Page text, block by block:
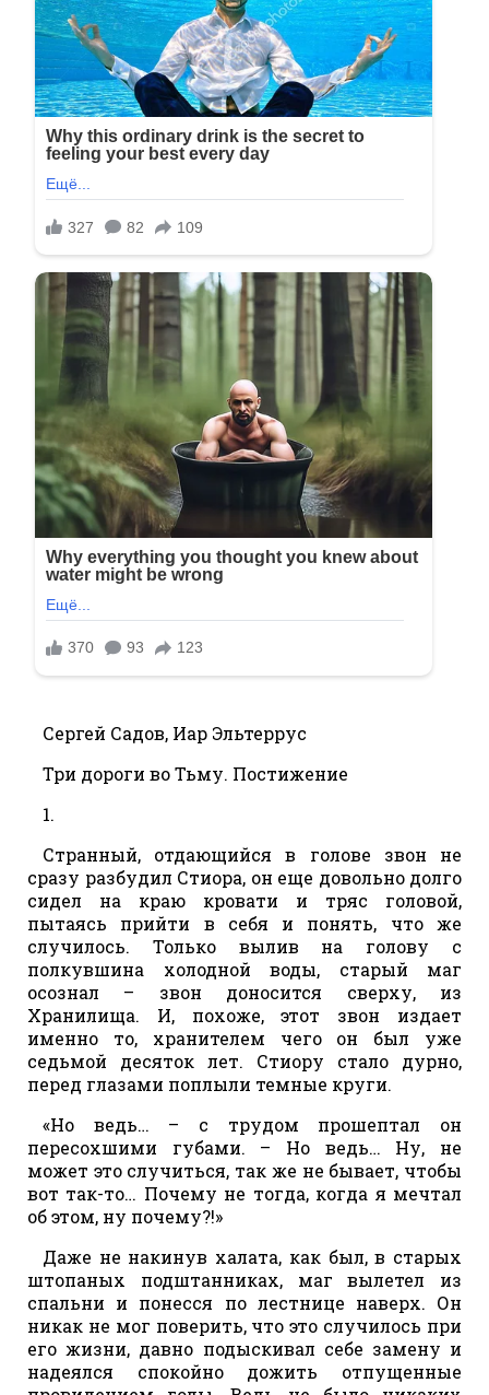
Сергей Садов, Иар Эльтеррус
Три дороги во Тьму. Постижение
1.
Странный, отдающийся в голове звон не
сразу разбудил Стиора, он еще довольно долго
сидел на краю кровати и тряс головой,
пытаясь прийти в себя и понять, что же
случилось. Только вылив на голову с
полкувшина холодной воды, старый маг
осознал – звон доносится сверху, из
Хранилища. И, похоже, этот звон издает
именно то, хранителем чего он был уже
седьмой десяток лет. Стиору стало дурно,
перед глазами поплыли темные круги.
«Но ведь… – с трудом прошептал он
пересохшими губами. – Но ведь… Ну, не
может это случиться, так же не бывает, чтобы
вот так-то… Почему не тогда, когда я мечтал
об этом, ну почему?!»
Даже не накинув халата, как был, в старых
штопаных подштанниках, маг вылетел из
спальни и понесся по лестнице наверх. Он
никак не мог поверить, что это случилось при
его жизни, давно подыскивал себе замену и
надеялся спокойно дожить отпущенные